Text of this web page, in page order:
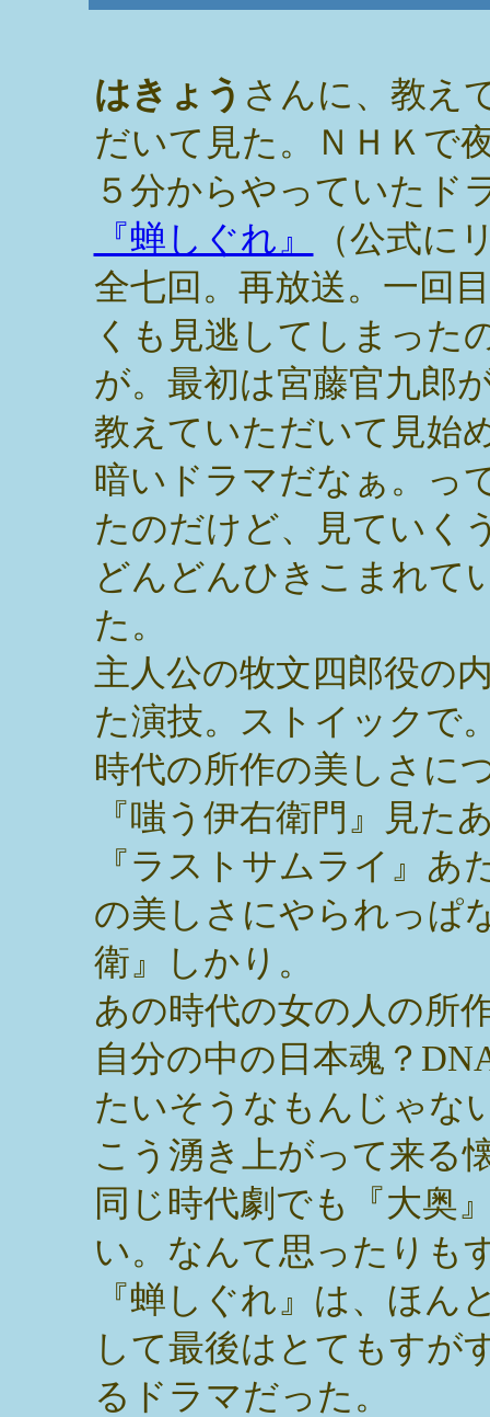
はきょう さんに、教え
だいて見た。ＮＨＫで
５分からやっていたド
『蝉しぐれ』
（公式に
全七回。再放送。一回
くも見逃してしまった
が。最初は宮藤官九郎
教えていただいて見始
暗いドラマだなぁ。っ
たのだけど、見ていく
どんどんひきこまれて
た。
主人公の牧文四郎役の
た演技。ストイックで
時代の所作の美しさに
『嗤う伊右衛門』見た
『ラストサムライ』あ
の美しさにやられっぱ
衛』しかり。
あの時代の女の人の所
自分の中の日本魂？
たいそうなもんじゃな
こう湧き上がって来る
同じ時代劇でも『大奥
い。なんて思ったりも
『蝉しぐれ』は、ほん
して最後はとてもすが
るドラマだった。